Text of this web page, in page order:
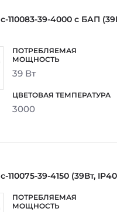
110083-39-4000 с БАП
39 Вт
3000
110075-39-4150 (39Вт,